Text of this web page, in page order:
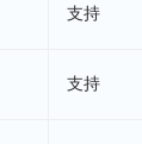
支持
支持